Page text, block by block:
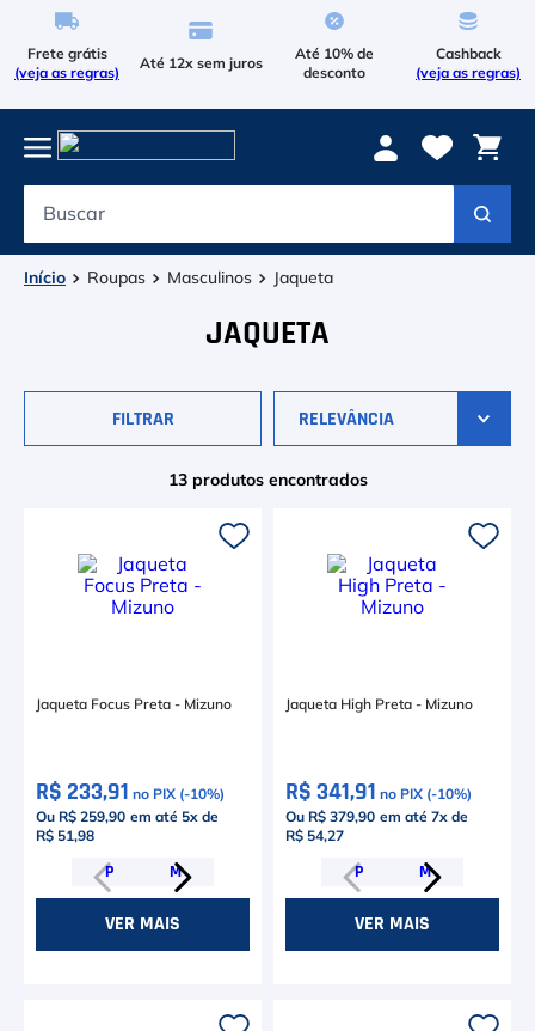
Frete grátis
(veja as regras)
Até 12x sem juros
Até 10% de
desconto
Cashback
(veja as regras)
Roupas Masculinos Jaqueta
JAQUETA
FILTRAR RELEVÂNCIA
13 produtos
Jaqueta Focus Preta - Mizuno
R$ 233,91 no PIX (-10%)
Ou R$ 259,90 em até 5x de
R$ 51,98
P M
VER MAIS
Jaqueta High Preta - Mizuno
R$ 341,91 no PIX (-10%)
Ou R$ 379,90 em até 7x de
R$ 54,27
P M
VER MAIS
Termos mais buscados
1º
Head Extreme
Asics Gel Resolution 9
Le Coq
9º Camiseta